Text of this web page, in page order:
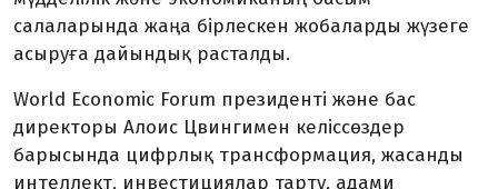
салаларында жаңа бірлескен жобаларды жүзеге
асыруға дайындық расталды.
World Economic Forum президенті және бас
директоры Алоис Цвингимен келіссөздер
барысында цифрлық трансформация, жасанды
интеллект, инвестициялар тарту, адами